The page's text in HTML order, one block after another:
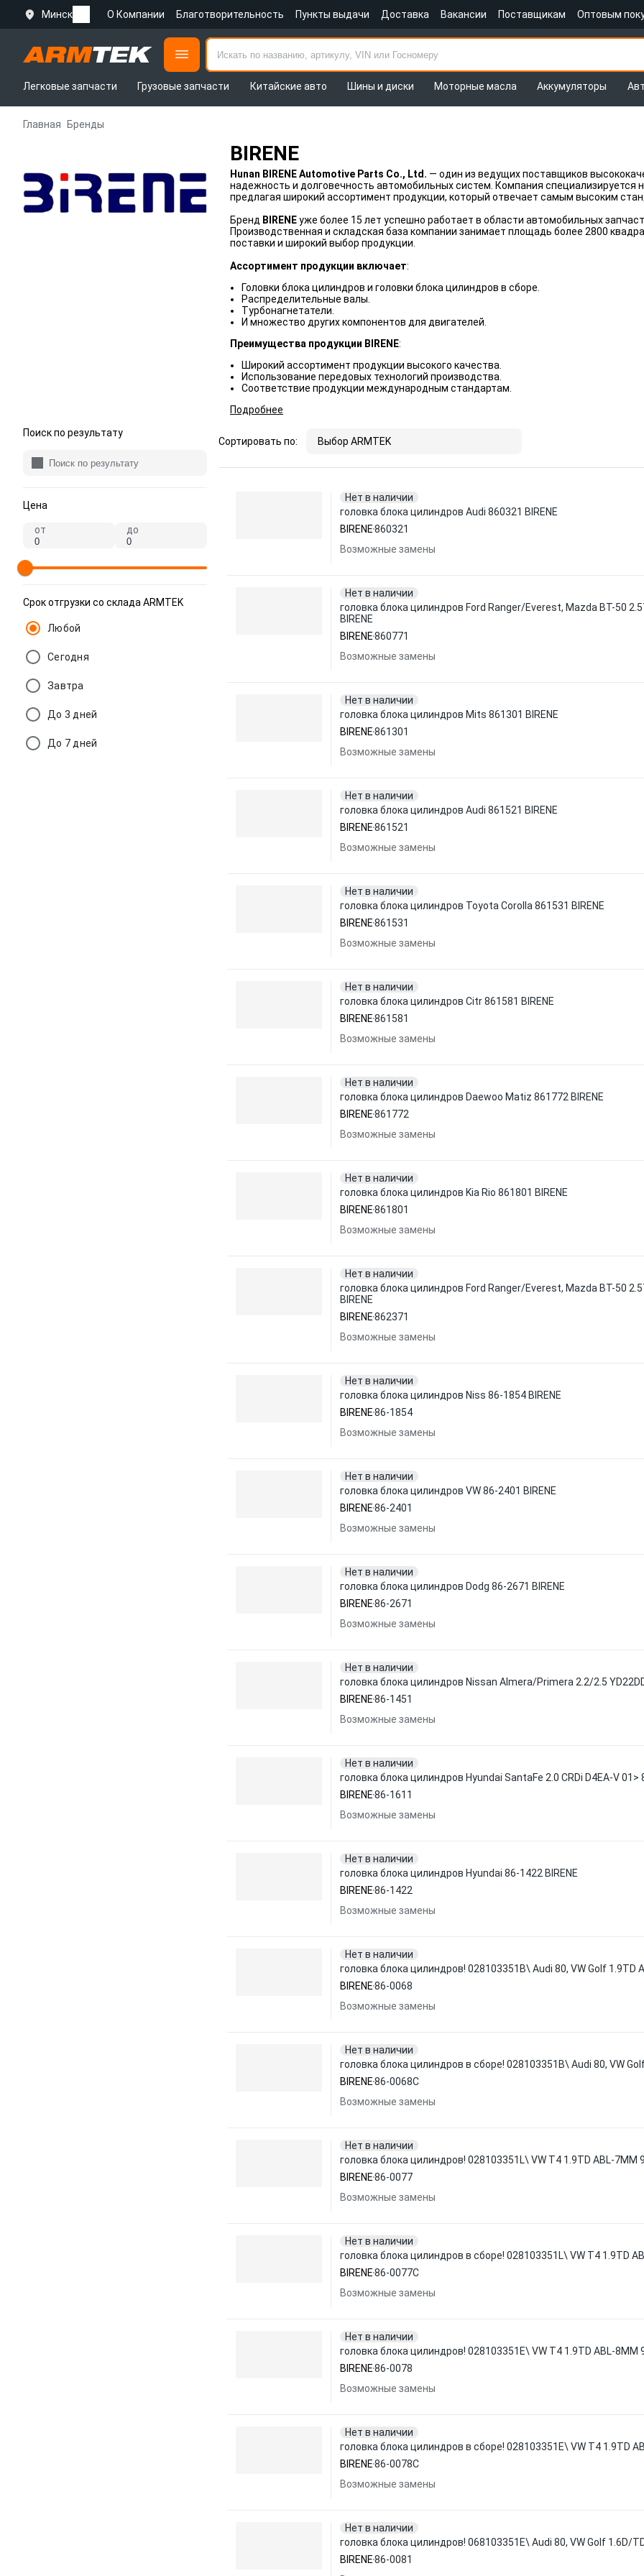
Минск О Компании Благотворительность Пункты выдачи Доставка Вакансии Поставщикам Оптовым
Легковые запчасти
Грузовые запчасти Китайские авто Шины и диски Моторные масла Аккумуляторы
Главная Бренды
BIRENE
Hunan BIRENE Automotive Parts Co., Ltd. — один из ведущих поставщиков
надежность и долговечность автомобильных систем. Компания специализируется
предлагая широкий ассортимент продукции, который отвечает самым высоким
Бренд BIRENEуже более 15 лет успешно работает в области автомобильных
Производственная и складская база компании занимает площадь более 2800
поставки и широкий выбор продукции.
Ассортимент продукции включает:
Головки блока цилиндров и головки блока цилиндров в сборе.
Распределительные валы.
Турбонагнетатели.
И множество других компонентов для двигателей.
Преимущества продукции BIRENE:
Широкий ассортимент продукции высокого качества.
Использование передовых технологий производства.
Соответствие продукции международным стандартам.
Подробнее
Поиск по результату
Цена
от до
Срок отгрузки со склада ARMTEK
Любой
Сегодня
Завтра
До 3 дней
До 7 дней
Сортировать по: Выбор ARMTEK
Нет в наличии
головка блока цилиндров Audi 860321 BIRENE
BIRENE860321
Возможные замены
Нет в наличии
головка блока цилиндров Ford Ranger/Everest, Mazda BT-50
BIRENE
BIRENE860771
Возможные замены
Нет в наличии
головка блока цилиндров Mits 861301 BIRENE
BIRENE861301
Возможные замены
Нет в наличии
головка блока цилиндров Audi 861521 BIRENE
BIRENE861521
Возможные замены
Нет в наличии
головка блока цилиндров Toyota Corolla 861531 BIRENE
BIRENE861531
Возможные замены
Нет в наличии
головка блока цилиндров Citr 861581 BIRENE
BIRENE861581
Возможные замены
Нет в наличии
головка блока цилиндров Daewoo Matiz 861772 BIRENE
BIRENE861772
Возможные замены
Нет в наличии
головка блока цилиндров Kia Rio 861801 BIRENE
BIRENE861801
Возможные замены
Нет в наличии
головка блока цилиндров Ford Ranger/Everest, Mazda BT-50
BIRENE
BIRENE862371
Возможные замены
Нет в наличии
головка блока цилиндров Niss 86-1854 BIRENE
BIRENE86-1854
Возможные замены
Нет в наличии
головка блока цилиндров VW 86-2401 BIRENE
BIRENE86-2401
Возможные замены
Нет в наличии
головка блока цилиндров Dodg 86-2671 BIRENE
BIRENE86-2671
Возможные замены
Нет в наличии
головка блока цилиндров Nissan Almera/Primera 2.2/2.5
BIRENE86-1451
Возможные замены
Нет в наличии
головка блока цилиндров Hyundai SantaFe 2.0 CRDi D4EA-V 01>
BIRENE86-1611
Возможные замены
Нет в наличии
головка блока цилиндров Hyundai 86-1422 BIRENE
BIRENE86-1422
Возможные замены
Нет в наличии
головка блока цилиндров! 028103351B\ Audi 80, VW Golf 1.9TD
BIRENE86-0068
Возможные замены
Нет в наличии
головка блока цилиндров в сборе! 028103351B\ Audi 80, VW
BIRENE86-0068C
Возможные замены
Нет в наличии
головка блока цилиндров! 028103351L\ VW T4 1.9TD ABL-7MM
BIRENE86-0077
Возможные замены
Нет в наличии
головка блока цилиндров в сборе! 028103351L\ VW T4 1.9TD
BIRENE86-0077C
Возможные замены
Нет в наличии
головка блока цилиндров! 028103351E\ VW T4 1.9TD ABL-8MM
BIRENE86-0078
Возможные замены
Нет в наличии
головка блока цилиндров в сборе! 028103351E\ VW T4 1.9TD
BIRENE86-0078C
Возможные замены
Нет в наличии
головка блока цилиндров! 068103351E\ Audi 80, VW Golf 1.6D/
BIRENE86-0081